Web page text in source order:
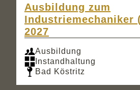
Ausbildung zum
Industriemechaniker
2027
Ausbildung
Instandhaltung
Bad Köstritz